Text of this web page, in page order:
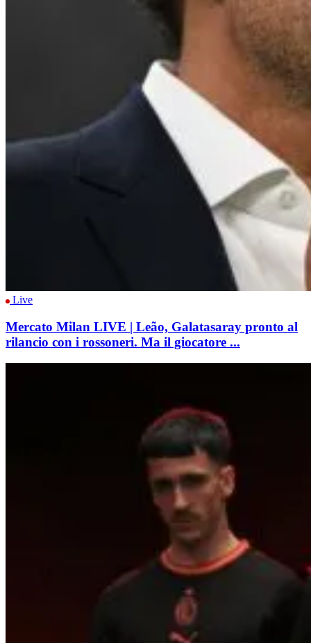
Live
Mercato Milan LIVE | Leão, Galatasaray pronto al
rilancio con i rossoneri. Ma il giocatore ...